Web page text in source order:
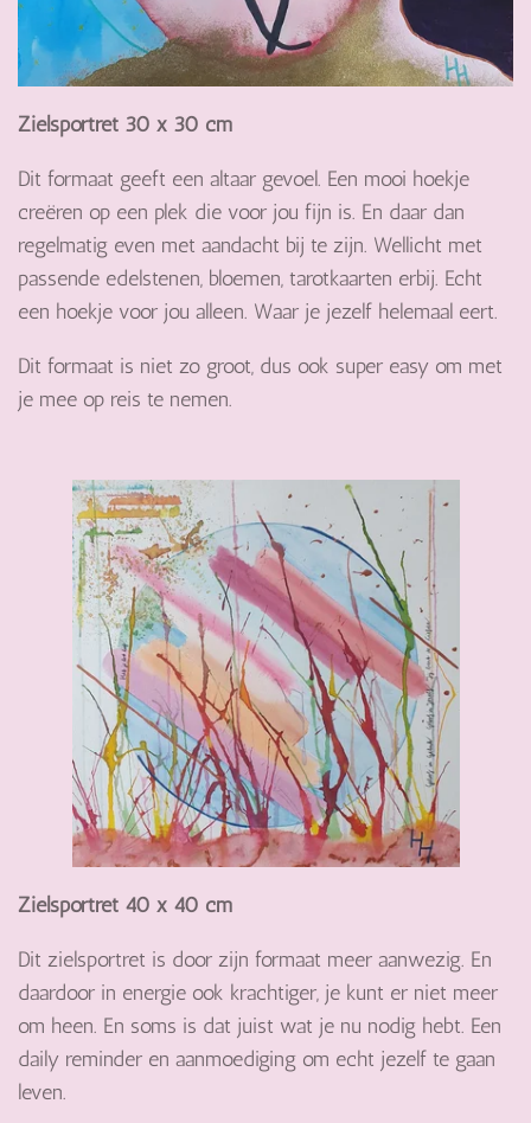
Zielsportret 30 x 30 cm
Dit formaat geeft een altaar gevoel. Een mooi hoekje
creëren op een plek die voor jou fijn is. En daar dan
regelmatig even met aandacht bij te zijn. Wellicht met
passende edelstenen, bloemen, tarotkaarten erbij. Echt
een hoekje voor jou alleen. Waar je jezelf helemaal eert.
Dit formaat is niet zo groot, dus ook super easy om met
je mee op reis te nemen.
Zielsportret 40 x 40 cm
Dit zielsportret is door zijn formaat meer aanwezig. En
daardoor in energie ook krachtiger, je kunt er niet meer
om heen. En soms is dat juist wat je nu nodig hebt. Een
daily reminder en aanmoediging om echt jezelf te gaan
leven.